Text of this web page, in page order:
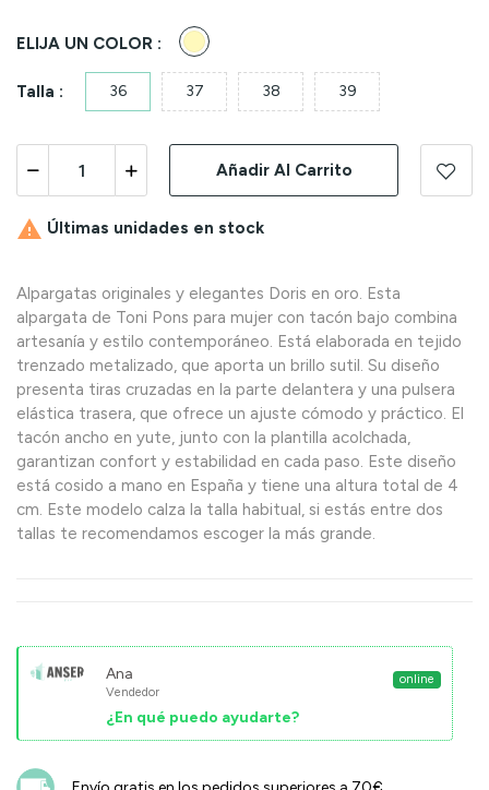
ELIJA UN COLOR : Oro
Talla : 36 37 38 39
Añadir Al Carrito
 Últimas unidades en stock
Alpargatas originales y elegantes Doris en oro. Esta
alpargata de Toni Pons para mujer con tacón bajo combina
artesanía y estilo contemporáneo. Está elaborada en tejido
trenzado metalizado, que aporta un brillo sutil. Su diseño
presenta tiras cruzadas en la parte delantera y una pulsera
elástica trasera, que ofrece un ajuste cómodo y práctico. El
tacón ancho en yute, junto con la plantilla acolchada,
garantizan confort y estabilidad en cada paso. Este diseño
está cosido a mano en España y tiene una altura total de 4
cm. Este modelo calza la talla habitual, si estás entre dos
tallas te recomendamos escoger la más grande.
Ana
Vendedor
¿En qué puedo ayudarte?
online